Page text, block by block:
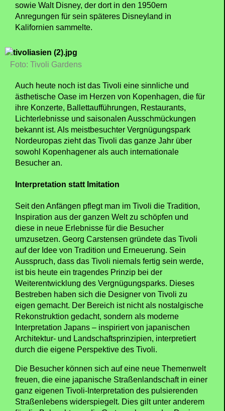
sowie Walt Disney, der dort in den 1950ern
Anregungen für sein späteres Disneyland in
Kalifornien sammelte.
Foto: Tivoli Gardens
Auch heute noch ist das Tivoli eine sinnliche und
ästhetische Oase im Herzen von Kopenhagen, die für
ihre Konzerte, Ballettaufführungen, Restaurants,
Lichterlebnisse und saisonalen Ausschmückungen
bekannt ist. Als meistbesuchter Vergnügungspark
Nordeuropas zieht das Tivoli das ganze Jahr über
sowohl Kopenhagener als auch internationale
Besucher an.
Interpretation statt Imitation
Seit den Anfängen pflegt man im Tivoli die Tradition,
Inspiration aus der ganzen Welt zu schöpfen und
diese in neue Erlebnisse für die Besucher
umzusetzen. Georg Carstensen gründete das Tivoli
auf der Idee von Tradition und Erneuerung. Sein
Ausspruch, dass das Tivoli niemals fertig sein werde,
ist bis heute ein tragendes Prinzip bei der
Weiterentwicklung des Vergnügungsparks. Dieses
Bestreben haben sich die Designer von Tivoli zu
eigen gemacht. Der Bereich ist nicht als nostalgische
Rekonstruktion gedacht, sondern als moderne
Interpretation Japans – inspiriert von japanischen
Architektur- und Landschaftsprinzipien, interpretiert
durch die eigene Perspektive des Tivoli.
Die Besucher können sich auf eine neue Themenwelt
freuen, die eine japanische Straßenlandschaft in einer
ganz eigenen Tivoli-Interpretation des pulsierenden
Straßenlebens widerspiegelt. Dies gilt unter anderem